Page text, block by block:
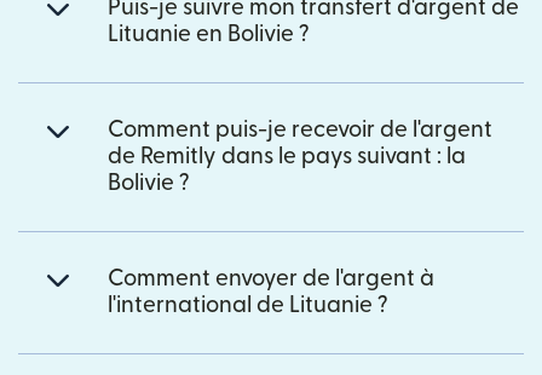
Puis-je suivre mon transfert d'argent de
Lituanie en Bolivie ?
Comment puis-je recevoir de l'argent
de Remitly dans le pays suivant : la
Bolivie ?
Comment envoyer de l'argent à
l'international de Lituanie ?